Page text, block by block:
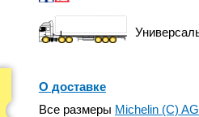
О доставке
Все размеры Michelin (С)